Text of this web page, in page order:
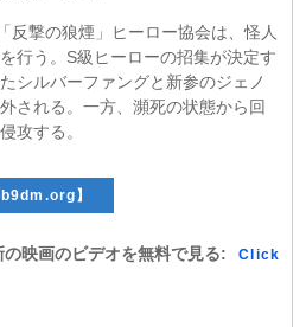
反撃の狼煙」ヒーロー協会は、怪人
行う。S級ヒーローの招集が決定す
シルバーファングと新参のジェノ
される。一方、瀕死の状態から回
攻する。
b9dm.org】
映画のビデオを無料で見る:
Click